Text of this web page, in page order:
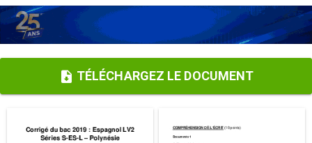
TÉLÉCHARGEZ LE DOCUMENT